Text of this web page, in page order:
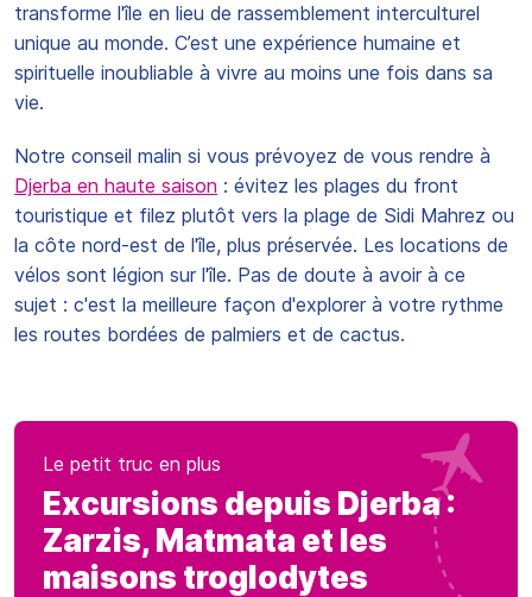
transforme l'île en lieu de rassemblement interculturel
unique au monde. C’est une expérience humaine et
spirituelle inoubliable à vivre au moins une fois dans sa
vie.
Notre conseil malin si vous prévoyez de vous rendre à
Djerba en haute saison : évitez les plages du front
touristique et filez plutôt vers la plage de Sidi Mahrez ou
la côte nord-est de l'île, plus préservée. Les locations de
vélos sont légion sur l'île. Pas de doute à avoir à ce
sujet : c'est la meilleure façon d'explorer à votre rythme
les routes bordées de palmiers et de cactus.
Le petit truc en plus
Excursions depuis Djerba :
Zarzis, Matmata et les
maisons troglodytes